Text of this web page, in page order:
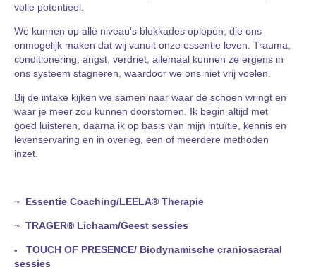
volle potentieel.
We kunnen op alle niveau's blokkades oplopen, die ons
onmogelijk maken dat wij vanuit onze essentie leven. Trauma,
conditionering, angst, verdriet, allemaal kunnen ze ergens in
ons systeem stagneren, waardoor we ons niet vrij voelen.
Bij de intake kijken we samen naar waar de schoen wringt en
waar je meer zou kunnen doorstomen. Ik begin altijd met
goed luisteren, daarna ik op basis van mijn intuïtie, kennis en
levenservaring en in overleg, een of meerdere methoden
inzet.
~ Essentie Coaching/LEELA® Therapie
~ TRAGER® Lichaam/Geest sessies
- TOUCH OF PRESENCE/ Biodynamische craniosacraal
sessies